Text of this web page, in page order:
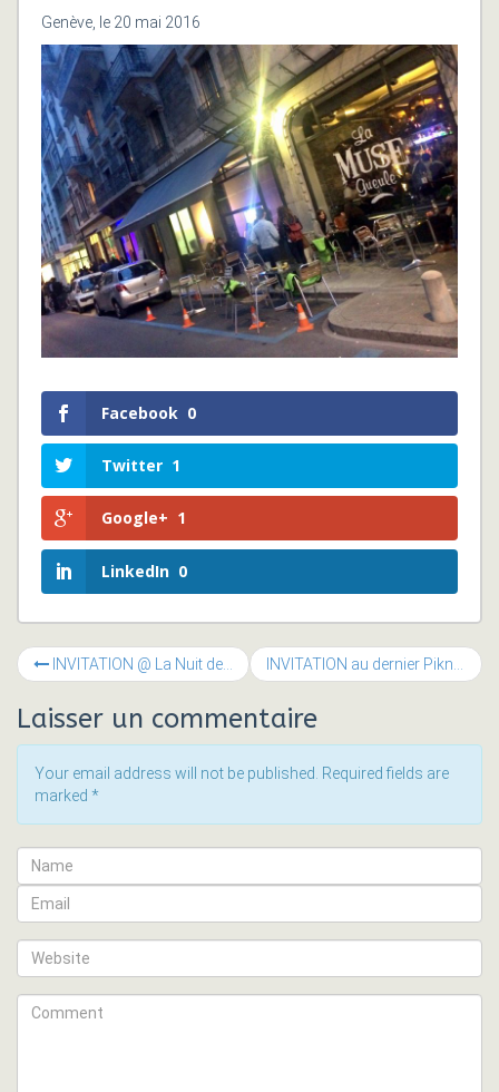
Genève, le 20 mai 2016
Facebook 0
Twitter 1
Google+ 1
LinkedIn 0
INVITATION @ La Nuit de la Muse @ 2 rue de la Muse dès 18h00 ce jeudi 19 mai
Laisser un commentaire
Your email address will not be published. Required fields are
marked *